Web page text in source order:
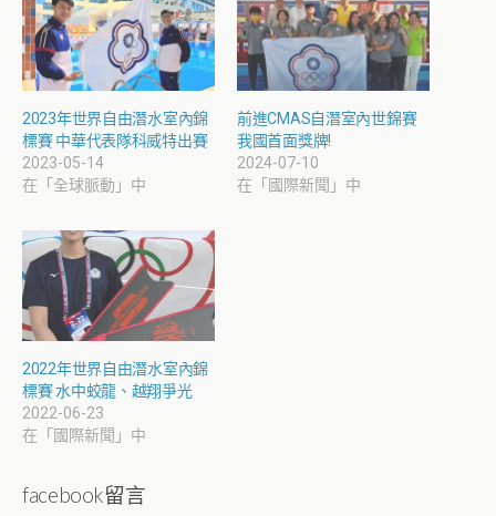
2023年世界自由潛水室內錦
標賽 中華代表隊科威特出賽
2023-05-14
在「全球脈動」中
前進CMAS自潛室內世錦賽
我國首面獎牌!
2024-07-10
在「國際新聞」中
2022年世界自由潛水室內錦
標賽 水中蛟龍、越翔爭光
2022-06-23
在「國際新聞」中
facebook留言